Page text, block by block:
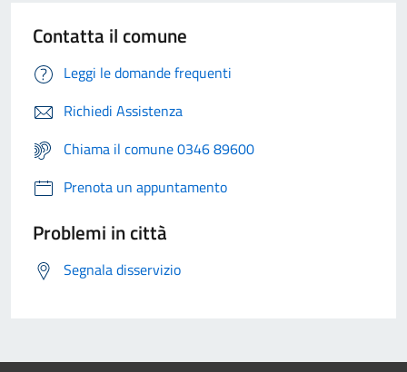
Contatta il comune
Leggi le domande frequenti
Richiedi Assistenza
Chiama il comune 0346 89600
Prenota un appuntamento
Problemi in città
Segnala disservizio